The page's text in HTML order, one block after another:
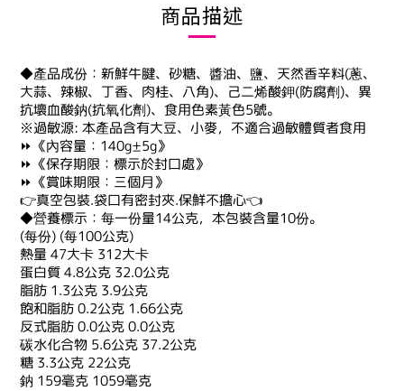
商品描述
◆產品成份：新鮮牛腱、砂糖、醬油、鹽、天然香辛料(蔥、
大蒜、辣椒、丁香、肉桂、八角)、己二烯酸鉀(防腐劑)、異
抗壞血酸鈉(抗氧化劑)、食用色素黃色5號。
※過敏源: 本產品含有大豆、小麥，不適合過敏體質者食用
⏩《內容量：140g±5g》
⏩《保存期限：標示於封口處》
⏩《賞味期限：三個月》
👉真空包裝.袋口有密封夾.保鮮不擔心👈
◆營養標示：每一份量14公克，本包裝含量10份。
(每份) (每100公克)
熱量 47大卡 312大卡
蛋白質 4.8公克 32.0公克
脂肪 1.3公克 3.9公克
飽和脂肪 0.2公克 1.66公克
反式脂肪 0.0公克 0.0公克
碳水化合物 5.6公克 37.2公克
糖 3.3公克 22公克
鈉 159毫克 1059毫克